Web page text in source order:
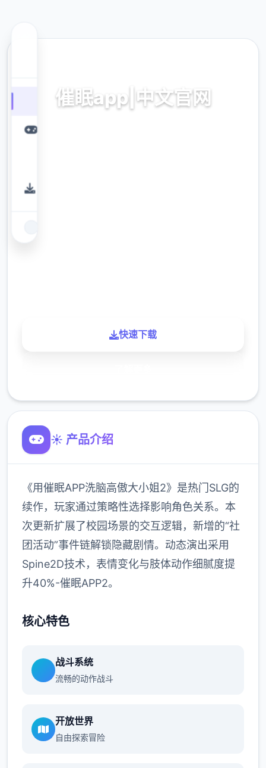
催眠app|中文官网
快速下载
☀️ 产品介绍
《用催眠APP洗脑高傲大小姐2》是热门SLG的
续作，玩家通过策略性选择影响角色关系。本
次更新扩展了校园场景的交互逻辑，新增的“社
团活动”事件链解锁隐藏剧情。动态演出采用
Spine2D技术，表情变化与肢体动作细腻度提
升40%-催眠APP2。
核心特色
战斗系统
流畅的动作战斗
开放世界
自由探索冒险